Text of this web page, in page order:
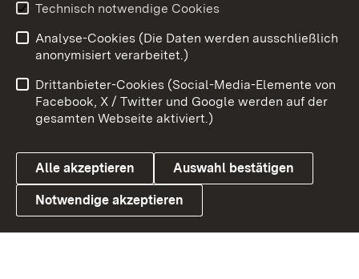
Link zum Landesportal
Benutzungshinweise
Barrierefreiheit
Datenschutz
Cookies
Technisch notwendige Cookies
Analyse-Cookies (Die Daten werden ausschließlich
anonymisiert verarbeitet.)
Drittanbieter-Cookies (Social-Media-Elemente von
Facebook, X / Twitter und Google werden auf der
gesamten Webseite aktiviert.)
Alle akzeptieren Auswahl bestätigen
Notwendige akzeptieren